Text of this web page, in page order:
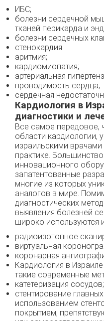
ИБС;
болезни сердечной
тканей перикарда и
болезни сердечных
стенокардия
аритмия;
кардиомиопатия;
артериальная
проводимость сердца;
сердечная
Кардиология в
диагностики и
Все самое передовое,
области кардиологии,
израильскими
практике.
инновационного
запатентованные
многие из которых
аналогов в мире.
диагностических
выявления болезней
широко используются
радиоизотопное
виртуальная
коронарная
Кардиология в
такие современные
катетеризация сосудов;
стентирование
использованием
покрытием,